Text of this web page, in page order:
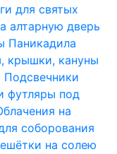
для святых
алтарную дверь
Паникадила
крышки, кануны
Подсвечники
футляры под
на
соборования
на солею